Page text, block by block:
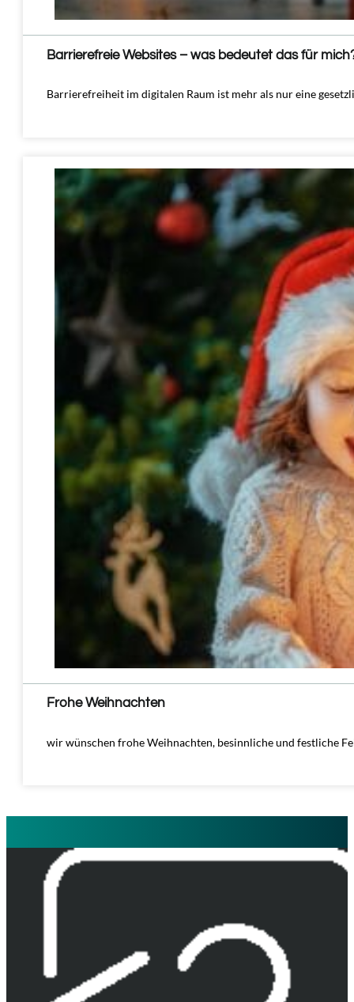
Barrierefreie Websites – was bedeutet das für
Barrierefreiheit im digitalen Raum ist mehr als nur eine
Frohe Weihnachten
wir wünschen frohe Weihnachten, besinnliche und festliche